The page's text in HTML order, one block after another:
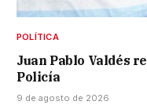
POLÍTICA
Juan Pablo Valdés
Policía
9 de agosto de 2026